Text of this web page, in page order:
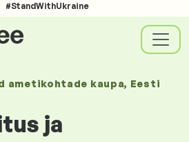
#StandWithUkraine
ametikohtade kaupa, Eesti
ja